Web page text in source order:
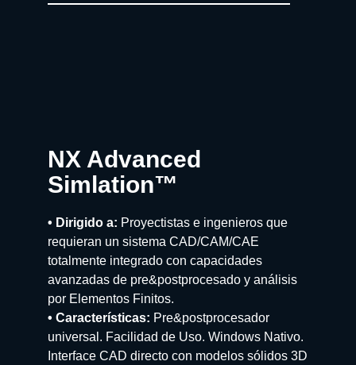
NX Advanced
Simlation™
• Dirigido a: Proyectistas e ingenieros que
requieran un sistema CAD/CAM/CAE
totalmente integrado con capacidades
avanzadas de pre&postprocesado y análisis
por Elementos Finitos.
• Características: Pre&postprocesador
universal. Facilidad de Uso. Windows Nativo.
Interface CAD directo con modelos sólidos 3D